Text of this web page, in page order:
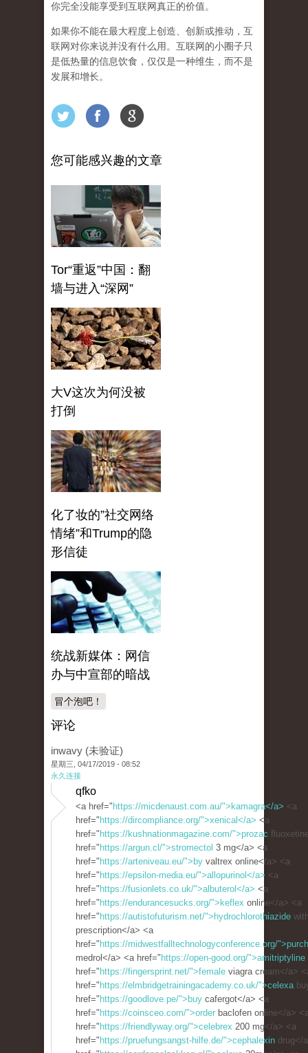
你完全没能享受到互联网真正的价值。
如果你不能在最大程度上创造、创新或推动，互
联网对你来说并没有什么用。互联网的小圈子只
是低热量的信息饮食，仅仅是一种维生，而不是
发展和增长。
您可能感兴趣的文章
Tor“重返”中国：翻
墙与进入“深网”
大V这次为何没被
打倒
化了妆的”社交网络
情绪”和Trump的隐
形信徒
统战新媒体：网信
办与中宣部的暗战
冒个泡吧！
评论
inwavy (未验证)
星期三, 04/17/2019 - 08:52
永久连接
qfko
<a href=" https://micdenaust.com.au/">kamagra</a> <a
href=" https://dircompliance.org/">xenical</a> <a
href=" https://kushnationmagazine.com/">prozac
href=" https://argun.cl/">stromectol 3 mg</a> <a
href=" https://arteniveau.eu/">by valtrex online</a> <a
href=" https://epsilon-media.eu/">allopurinol</a> <a
href=" https://fusionlets.co.uk/">albuterol</a> <a
href=" https://endurancesucks.org/">keflex online</a> <a
href=" https://autistofuturism.net/">hydrochlorothiazide
prescription</a> <a
href=" https://midwestfalltechnologyconference.org/
medrol</a> <a href=" https://open-good.org/">amitriptyline
href=" https://fingersprint.net/">female viagra cream</a>
href=" https://elmbridgetrainingacademy.co.uk/">celexa
href=" https://goodlove.pe/">buy cafergot</a> <a
href=" https://coinsceo.com/">order baclofen online</a>
href=" https://friendlyway.org/">celebrex 200 mg</a> <a
href=" https://pruefungsangst-hilfe.de/">cephalexin drug</